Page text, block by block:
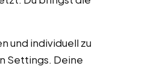
und individuell zu
Settings. Deine